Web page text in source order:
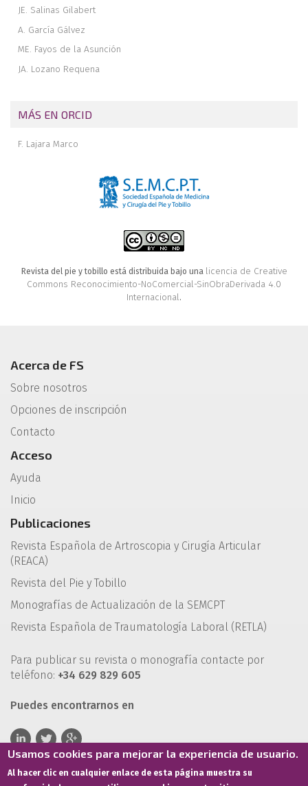
JE. Salinas Gilabert
A. García Gálvez
ME. Fayos de la Asunción
JA. Lozano Requena
MÁS EN ORCID
F. Lajara Marco
Revista del pie y tobillo está distribuida bajo una licencia de Creative
Commons Reconocimiento-NoComercial-SinObraDerivada 4.0
Internacional.
Acerca de FS
Sobre nosotros
Opciones de inscripción
Contacto
Acceso
Ayuda
Inicio
Publicaciones
Revista Española de Artroscopia y Cirugía Articular
(REACA)
Revista del Pie y Tobillo
Monografías de Actualización de la SEMCPT
Revista Española de Traumatología Laboral (RETLA)
Para publicar su revista o monografía contacte por
teléfono: +34 629 829 605
Puedes encontrarnos en
Usamos cookies para mejorar la experiencia de usuario.
Al hacer clic en cualquier enlace de esta página muestra su